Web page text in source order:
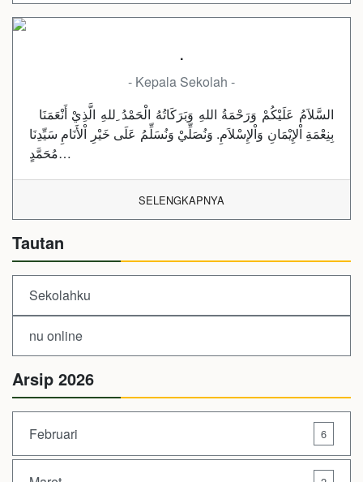
.
- Kepala Sekolah -
بِنِعْمَةِ اْلإِيْمَانِ وَاْلإِسْلاَمِ. وَنُصَلِّيْ وَنُسَلِّمُ عَلَى خَيْرِ اْلأَنَامِ سَيِّدِنَا
مُحَمَّدٍ…
SELENGKAPNYA
Tautan
Sekolahku
nu online
Arsip 2026
Februari 6